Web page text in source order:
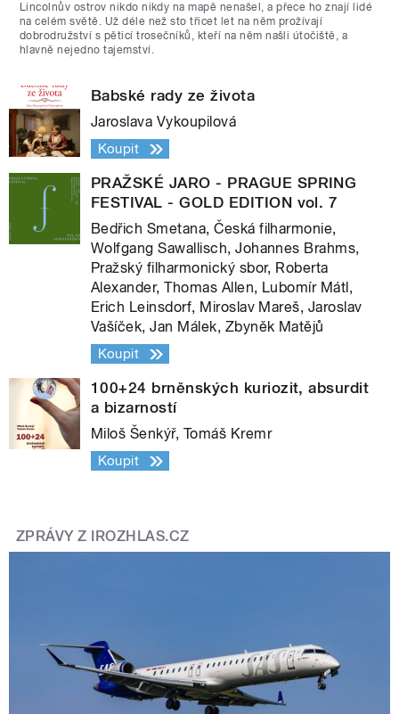
Lincolnův ostrov nikdo nikdy na mapě nenašel, a přece ho znají lidé
na celém světě. Už déle než sto třicet let na něm prožívají
dobrodružství s pěticí trosečníků, kteří na něm našli útočiště, a
hlavně nejedno tajemství.
Babské rady ze života
Jaroslava Vykoupilová
Koupit
PRAŽSKÉ JARO - PRAGUE SPRING
FESTIVAL - GOLD EDITION vol. 7
Bedřich Smetana, Česká filharmonie,
Wolfgang Sawallisch, Johannes Brahms,
Pražský filharmonický sbor, Roberta
Alexander, Thomas Allen, Lubomír Mátl,
Erich Leinsdorf, Miroslav Mareš, Jaroslav
Vašíček, Jan Málek, Zbyněk Matějů
Koupit
100+24 brněnských kuriozit, absurdit
a bizarností
Miloš Šenkýř, Tomáš Kremr
Koupit
ZPRÁVY Z IROZHLAS.CZ